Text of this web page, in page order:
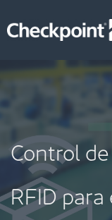
al
contenido
Control
RFID